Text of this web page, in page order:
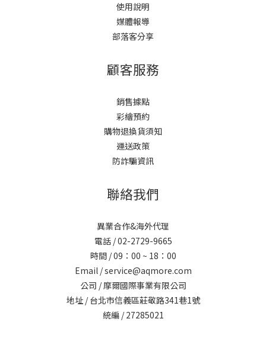
使用說明
媒體報導
部落客分享
顧客服務
銷售據點
彩繪預約
購物退換貨須知
運送政策
防詐騙資訊
聯絡我們
異業合作&海外代理
電話 / 02-2729-9665
時間 / 09：00 ~ 18：00
Email / service@aqmore.com
公司 / 摩爾國際事業有限公司
地址 / 台北市信義區莊敬路341巷1號
統編 / 27285021